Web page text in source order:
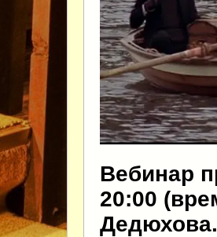
Вебинар
20:00
Дедюхова.